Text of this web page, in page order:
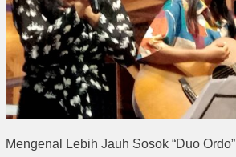
Mengenal Lebih Jauh Sosok “Duo Ordo”